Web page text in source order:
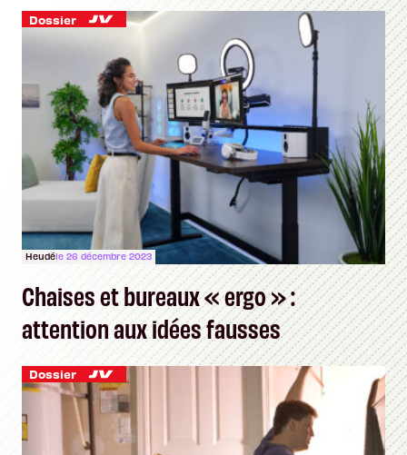
Dossier
Heudéle 26 décembre 2023
Chaises et bureaux « ergo » :
attention aux idées fausses
Dossier